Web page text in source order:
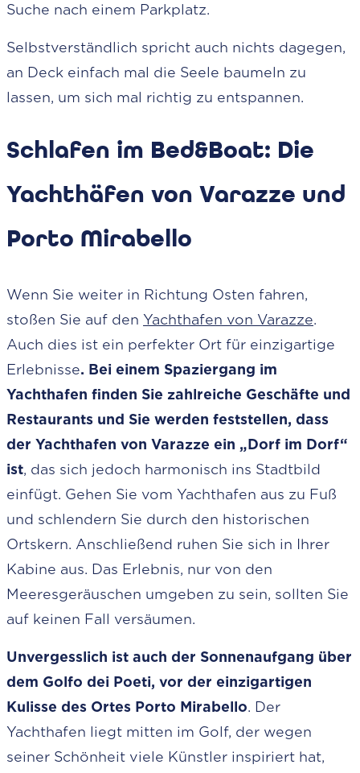
Suche nach einem Parkplatz.
Selbstverständlich spricht auch nichts dagegen,
an Deck einfach mal die Seele baumeln zu
lassen, um sich mal richtig zu entspannen.
Schlafen im Bed&Boat: Die
Yachthäfen von Varazze und
Porto Mirabello
Wenn Sie weiter in Richtung Osten fahren,
stoßen Sie auf den Yachthafen von Varazze.
Auch dies ist ein perfekter Ort für einzigartige
Erlebnisse. Bei einem Spaziergang im
Yachthafen finden Sie zahlreiche Geschäfte und
Restaurants und Sie werden feststellen, dass
der Yachthafen von Varazze ein „Dorf im Dorf“
ist, das sich jedoch harmonisch ins Stadtbild
einfügt. Gehen Sie vom Yachthafen aus zu Fuß
und schlendern Sie durch den historischen
Ortskern. Anschließend ruhen Sie sich in Ihrer
Kabine aus. Das Erlebnis, nur von den
Meeresgeräuschen umgeben zu sein, sollten Sie
auf keinen Fall versäumen.
Unvergesslich ist auch der Sonnenaufgang über
dem Golfo dei Poeti, vor der einzigartigen
Kulisse des Ortes Porto Mirabello. Der
Yachthafen liegt mitten im Golf, der wegen
seiner Schönheit viele Künstler inspiriert hat,